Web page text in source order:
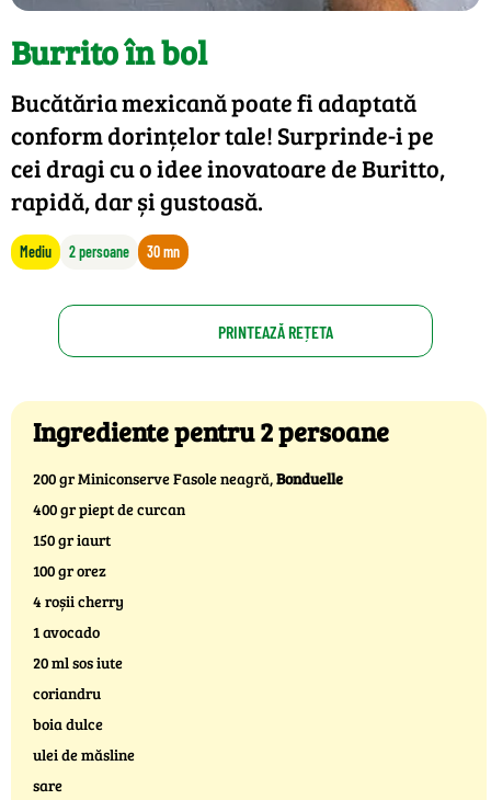
Burrito în bol
Bucătăria mexicană poate fi adaptată
conform dorințelor tale! Surprinde-i pe
cei dragi cu o idee inovatoare de Buritto,
rapidă, dar și gustoasă.
Mediu 2 persoane 30 mn
PRINTEAZĂ REȚETA
Ingrediente pentru 2 persoane
200 gr Miniconserve Fasole neagră,Bonduelle
400 gr piept de curcan
150 gr iaurt
100 gr orez
4 roșii cherry
1 avocado
20 ml sos iute
coriandru
boia dulce
ulei de măsline
sare